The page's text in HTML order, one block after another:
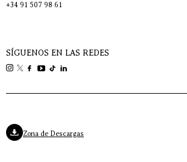
+34 91 507 98 61
SÍGUENOS EN LAS REDES
Zona de Descargas